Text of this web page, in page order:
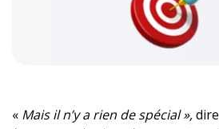
« Mais il n’y a rien de spécial »,